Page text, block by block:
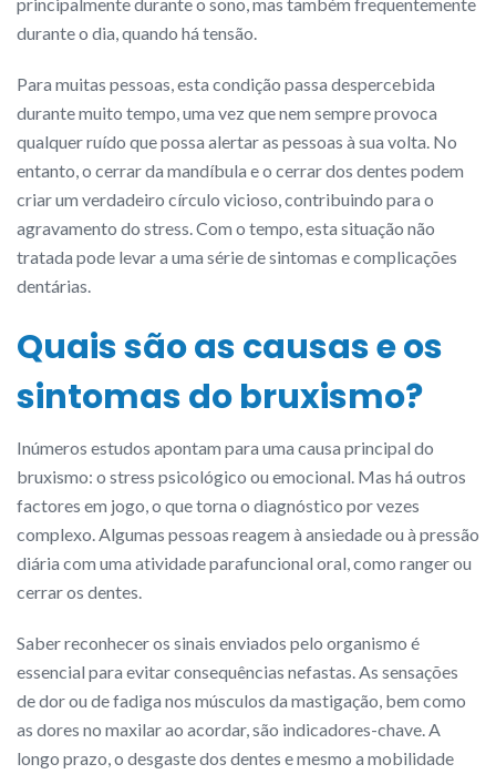
durante o dia, quando há tensão.
Para muitas pessoas, esta condição passa despercebida
durante muito tempo, uma vez que nem sempre provoca
qualquer ruído que possa alertar as pessoas à sua volta. No
entanto, o cerrar da mandíbula e o cerrar dos dentes podem
criar um verdadeiro círculo vicioso, contribuindo para o
agravamento do stress. Com o tempo, esta situação não
tratada pode levar a uma série de sintomas e complicações
dentárias.
Quais são as causas e os
sintomas do bruxismo?
Inúmeros estudos apontam para uma causa principal do
bruxismo: o stress psicológico ou emocional. Mas há outros
factores em jogo, o que torna o diagnóstico por vezes
complexo. Algumas pessoas reagem à ansiedade ou à pressão
diária com uma atividade parafuncional oral, como ranger ou
cerrar os dentes.
Saber reconhecer os sinais enviados pelo organismo é
essencial para evitar consequências nefastas. As sensações
de dor ou de fadiga nos músculos da mastigação, bem como
as dores no maxilar ao acordar, são indicadores-chave. A
longo prazo, o desgaste dos dentes e mesmo a mobilidade